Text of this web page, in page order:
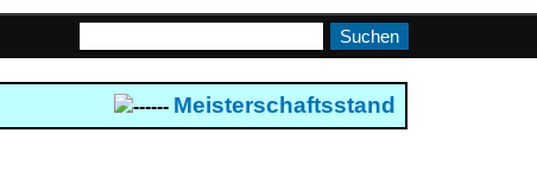
------Meisterschaftsstand 2026